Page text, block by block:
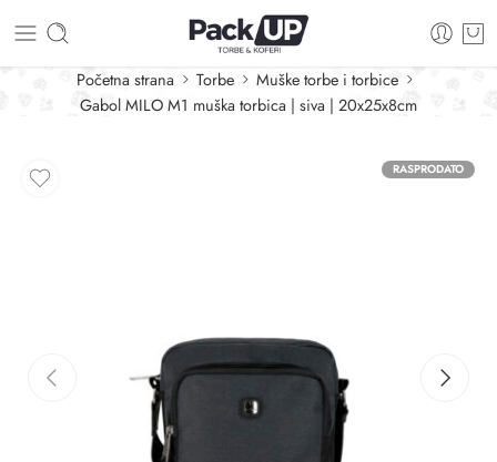
Početna strana Torbe
Muške torbe i torbice
Gabol MILO M1 muška torbica | siva | 20x25x8cm
RASPRODATO